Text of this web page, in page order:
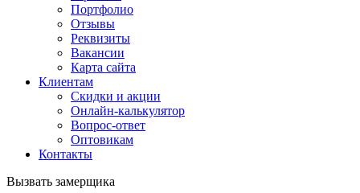
Портфолио
Отзывы
Реквизиты
Вакансии
Карта сайта
Клиентам
Скидки и акции
Онлайн-калькулятор
Вопрос-ответ
Оптовикам
Контакты
Вызвать замерщика